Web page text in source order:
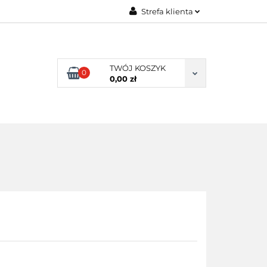
Strefa klienta
Zarejestruj się
Dodaj zgłoszenie
0
TWÓJ KOSZYK
0,00 zł
KLIENCI